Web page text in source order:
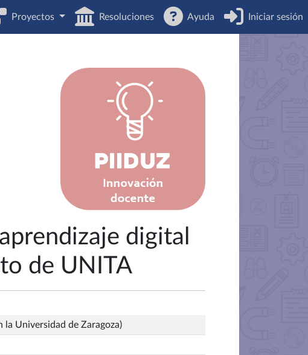
Proyectos Resoluciones Ayuda Iniciar sesión
digital
de UNITA
la Universidad de Zaragoza)